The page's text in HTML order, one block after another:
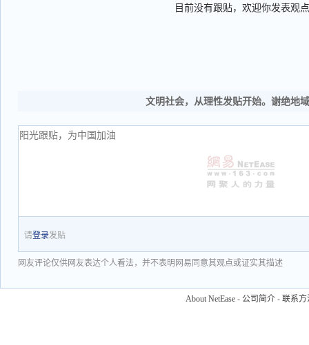
目前没有跟贴，欢迎你发表观点
文明社会，从理性发贴开始。谢绝地
请登录发贴
网友评论仅供网友表达个人看法，并不表明网易同意其观点或证实其描述
About NetEase - 公司简介 - 联系方